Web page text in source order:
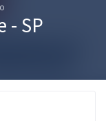
- SP